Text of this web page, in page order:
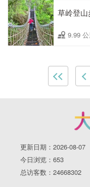
草岭登
9.99 公
更新日期：2026-08-07
今日浏览：653
总访客数：24668302